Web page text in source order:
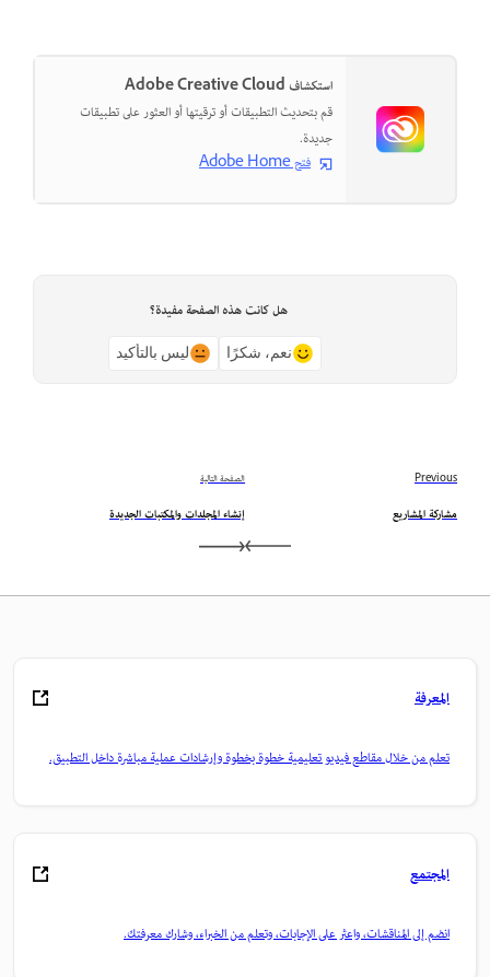
استكشاف Adobe Creative Cloud
قم بتحديث التطبيقات أو ترقيتها أو العثور على تطبيقات
جديدة.
فتح Adobe Home
هل كانت هذه الصفحة مفيدة؟
نعم، شكرًا ليس بالتأكيد
Previous
مشاركة المشاريع
الصفحة التالية
إنشاء المجلدات والمكتبات الجديدة
المعرفة
تعلم من خلال مقاطع فيديو تعليمية خطوة بخطوة وإرشادات عملية مباشرة داخل التطبيق.
المجتمع
انضم إلى المناقشات، واعثر على الإجابات، وتعلم من الخبراء، وشارك معرفتك.